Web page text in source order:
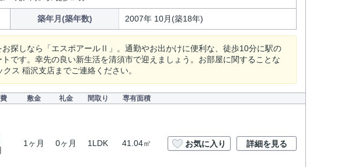
築年月(築年数) 2007年 10月(築18年)
探しなら「エスポアールⅡ」。通勤やお出かけに便利な、徒歩10分に駅の
です。幸先の良い新生活を清須市で迎えましょう。お部屋に関することな
ス 稲沢支店までご連絡ください。
敷金 礼金 間取り 専有面積
1ヶ月 0ヶ月 1LDK 41.04㎡ お気に入り 詳細を見る